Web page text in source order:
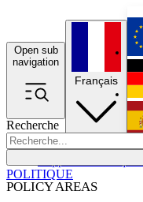
Open sub
navigation
Recherche
POLICY AREAS
Français
POLITIQUE